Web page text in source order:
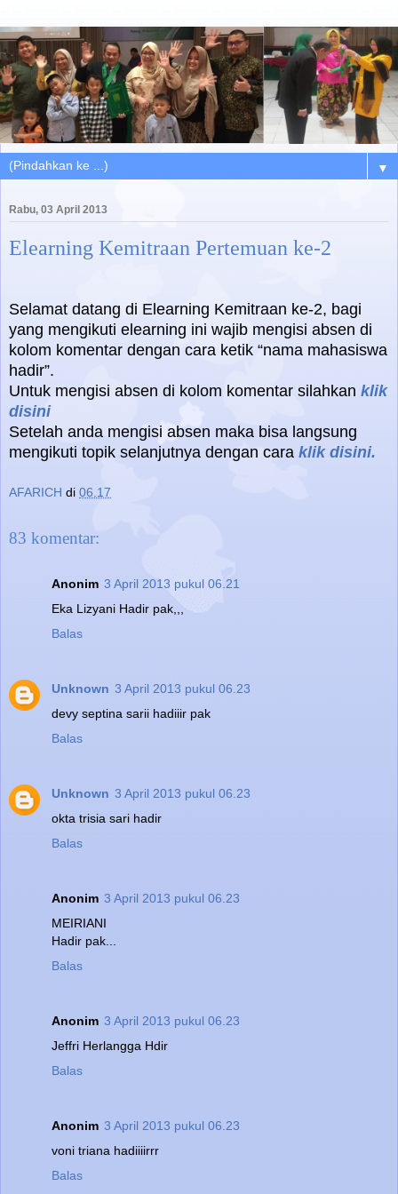
▼
Rabu, 03 April 2013
Elearning Kemitraan Pertemuan ke-2
Selamat datang di Elearning Kemitraan ke-2, bagi
yang mengikuti elearning ini wajib mengisi absen di
kolom komentar dengan cara ketik “nama mahasiswa
hadir”.
Untuk mengisi absen di kolom komentar silahkan klik
disini
Setelah anda mengisi absen maka bisa langsung
mengikuti topik selanjutnya dengan cara klik disini.
AFARICH di 06.17
83 komentar:
Anonim 3 April 2013 pukul 06.21
Eka Lizyani Hadir pak,,,
Balas
Unknown 3 April 2013 pukul 06.23
devy septina sarii hadiiir pak
Balas
Unknown 3 April 2013 pukul 06.23
okta trisia sari hadir
Balas
Anonim 3 April 2013 pukul 06.23
MEIRIANI
Hadir pak...
Balas
Anonim 3 April 2013 pukul 06.23
Jeffri Herlangga Hdir
Balas
Anonim 3 April 2013 pukul 06.23
voni triana hadiiiirrr
Balas